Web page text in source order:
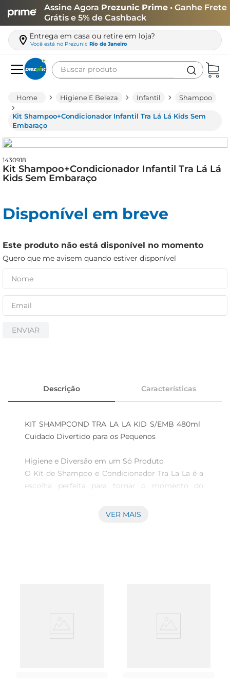
Assine Agora Prezunic Prime • Ganhe Frete
Grátis e 5% de Cashback
Entrega em casa ou retire em loja?
Você está no Prezunic Rio de Janeiro
Buscar produto
Higiene E Beleza Infantil Shampoo
Kit Shampoo+Condicionador Infantil Tra Lá Lá Kids Sem
Embaraço
1430918
Kit Shampoo+Condicionador Infantil Tra Lá Lá
Kids Sem Embaraço
Disponível em breve
Este produto não está disponível no momento
Quero que me avisem quando estiver disponível
ENVIAR
Descrição Características
KIT SHAMPCOND TRA LA LA KID S/EMB 480ml
Cuidado Divertido para os Pequenos
Higiene e Diversão em um Só Produto
O Kit de Shampoo e Condicionador Tra La La é a
escolha perfeita para tornar o momento do
as crianças. Com 480ml de produto, ele foi
os fios fiquem limpos e macios. A fórmula é livre
VER MAIS
leite
café
queijo
arroz
biscoito
iogurte
papel higiênico